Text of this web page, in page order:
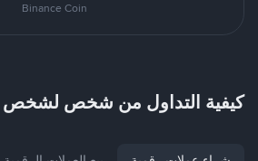
Binance Coin
كيفية التداول من شخص لشخص